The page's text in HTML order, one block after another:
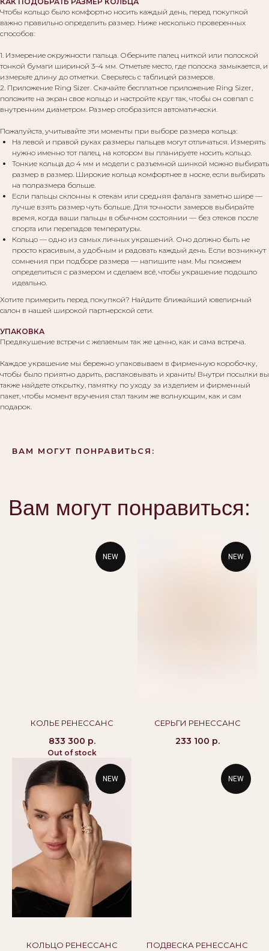
Чтобы кольцо было комфортно носить каждый день, перед покупкой
важно правильно определить размер. Ниже несколько проверенных
способов:
1. Измерение окружности пальца. Оберните палец ниткой или полоской
тонкой бумаги шириной 3–4 мм. Отметьте место, где полоска замыкается, и
измерьте длину до отметки. Сверьтесь с таблицей размеров.
2. Приложение Ring Sizer. Скачайте бесплатное приложение Ring Sizer,
положите на экран свое кольцо и настройте круг так, чтобы он совпал с
внутренним диаметром. Размер отобразится автоматически.
Пожалуйста, учитывайте эти моменты при выборе размера кольца:
На левой и правой руках размеры пальцев могут отличаться. Измерять
нужно именно тот палец, на котором вы планируете носить кольцо.
Тонкие кольца до 4 мм и модели с разъемной шинкой можно выбирать
размер в размер. Широкие кольца комфортнее в носке, если выбирать
на полразмера больше.
Если пальцы склонны к отекам или средняя фаланга заметно шире —
лучше взять размер чуть больше. Для точности замеров выбирайте
время, когда ваши пальцы в обычном состоянии — без отеков после
спорта или перепадов температуры.
Кольцо — одно из самых личных украшений. Оно должно быть не
просто красивым, а удобным и радовать каждый день. Если возникнут
сомнения при подборе размера — напишите нам. Мы поможем
определиться с размером и сделаем всё, чтобы украшение подошло
идеально.
Хотите примерить перед покупкой? Найдите ближайший ювелирный
салон в нашей широкой партнерской сети.
УПАКОВКА
Предвкушение встречи с желаемым так же ценно, как и сама встреча.
Каждое украшение мы бережно упаковываем в фирменную коробочку,
чтобы было приятно дарить, распаковывать и хранить! Внутри посылки вы
также найдете открытку, памятку по уходу за изделием и фирменный
пакет, чтобы момент вручения стал таким же волнующим, как и сам
подарок.
ВАМ МОГУТ ПОНРАВИТЬСЯ:
NEW
КОЛЬЕ РЕНЕССАНС
833 300 р.
Out of stock
NEW
СЕРЬГИ РЕНЕССАНС
233 100 р.
NEW
КОЛЬЦО РЕНЕССАНС
NEW
ПОДВЕСКА РЕНЕССАНС
alikor@alikor.com
КОНТАКТЫ
8 800 444 10 79
©Alikor, Все права защищены, 1999-2026 ООО
«Костромская ювелирная фабрика «АЛЬКОР». ИНН
Бессрочная гарантия
Публичная оферта
Политика конфиденциальности